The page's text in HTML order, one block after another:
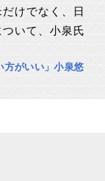
けでなく、日
いて、小泉氏
方がいい」小泉悠